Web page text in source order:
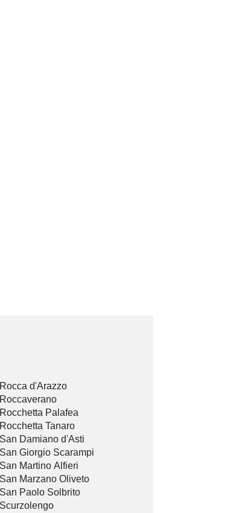
Rocca d'Arazzo
Roccaverano
Rocchetta Palafea
Rocchetta Tanaro
San Damiano d'Asti
San Giorgio Scarampi
San Martino Alfieri
San Marzano Oliveto
San Paolo Solbrito
Scurzolengo